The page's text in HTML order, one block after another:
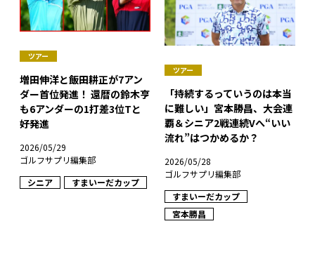
ツアー
増田伸洋と飯田耕正が7アン
ダー首位発進！ 還暦の鈴木亨
も6アンダーの1打差3位Tと
好発進
2026/05/29
ゴルフサプリ編集部
シニア
すまいーだカップ
ツアー
「持続するっていうのは本当
に難しい」宮本勝昌、大会連
覇＆シニア2戦連続Vへ“いい
流れ”はつかめるか？
2026/05/28
ゴルフサプリ編集部
すまいーだカップ
宮本勝昌